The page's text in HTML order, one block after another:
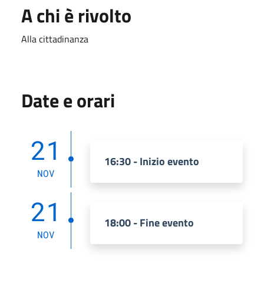
A chi è rivolto
Alla cittadinanza
Date e orari
21
NOV
16:30 - Inizio evento
21
NOV
18:00 - Fine evento